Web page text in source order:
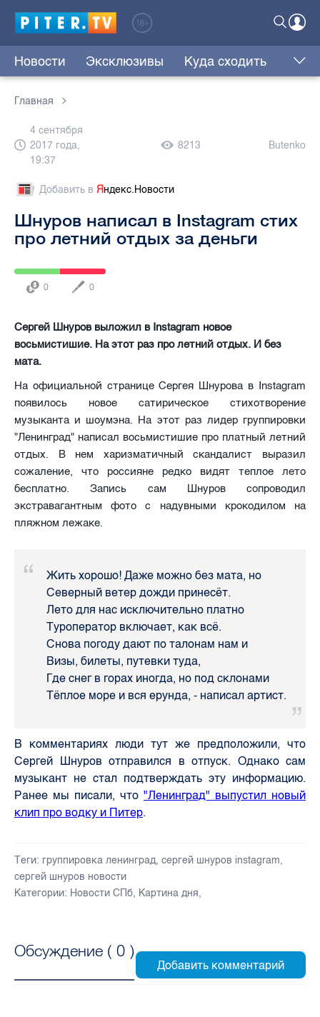
Новости Эксклюзивы Куда сходить
Главная
4 сентября
2017 года,
19:37
8213 Butenko
Добавить в Яндекс.Новости
Шнуров написал в Instagram стих
про летний отдых за деньги
0 0
Сергей Шнуров выложил в Instagram новое
восьмистишие. На этот раз про летний отдых. И без
мата.
На официальной странице Сергея Шнурова в Instagram
появилось новое сатирическое стихотворение
музыканта и шоумэна. На этот раз лидер группировки
"Ленинград" написал восьмистишие про платный летний
отдых. В нем харизматичный скандалист выразил
сожаление, что россияне редко видят теплое лето
бесплатно. Запись сам Шнуров сопроводил
экстравагантным фото с надувными крокодилом на
пляжном лежаке.
Жить хорошо! Даже можно без мата, но
Северный ветер дожди принесёт.
Лето для нас исключительно платно
Туроператор включает, как всё.
Снова погоду дают по талонам нам и
Визы, билеты, путевки туда,
Где снег в горах иногда, но под склонами
Тёплое море и вся ерунда, - написал артист.
В комментариях люди тут же предположили, что
Сергей Шнуров отправился в отпуск. Однако сам
музыкант не стал подтверждать эту информацию.
Ранее мы писали, что "Ленинград" выпустил новый
клип про водку и Питер.
Теги: группировка ленинград, сергей шнуров instagram,
сергей шнуров новости
Категории: Новости СПб, Картина дня,
Обсуждение ( 0 )